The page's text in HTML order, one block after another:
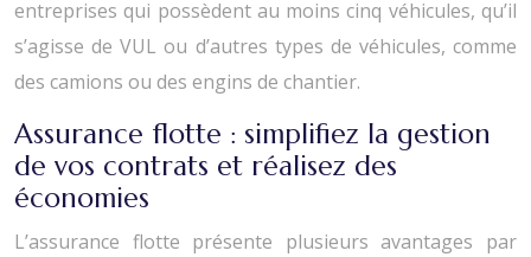
entreprises qui possèdent au moins cinq véhicules, qu’il
s’agisse de VUL ou d’autres types de véhicules, comme
des camions ou des engins de chantier.
Assurance flotte : simplifiez la gestion
de vos contrats et réalisez des
économies
L’assurance flotte présente plusieurs avantages par